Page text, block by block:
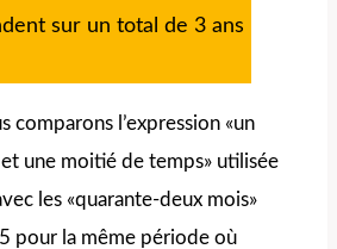
sur un total de 3 ans
comparons l’expression «un
une moitié de temps» utilisée
les «quarante-deux mois»
pour la même période où